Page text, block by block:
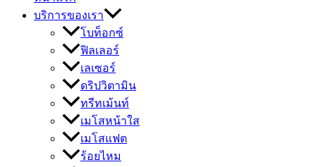
บริการของเรา
โบท็อกซ์
ฟิลเลอร์
เลเซอร์
ดริปวิตามิน
ทรีทเม้นท์
เมโสหน้าใส
เมโสแฟต
ร้อยไหม